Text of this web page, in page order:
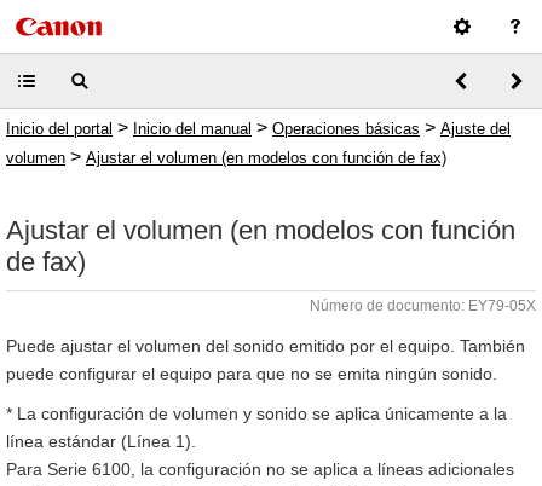
Inicio del portal > Inicio del manual > Operaciones básicas > Ajuste del
volumen > Ajustar el volumen (en modelos con función de fax)
Ajustar el volumen (en modelos con función
de fax)
Número de documento: EY79-05X
Puede ajustar el volumen del sonido emitido por el equipo. También
puede configurar el equipo para que no se emita ningún sonido.
* La configuración de volumen y sonido se aplica únicamente a la
línea estándar (Línea 1).
Para Serie 6100, la configuración no se aplica a líneas adicionales